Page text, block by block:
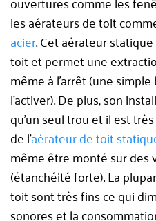
les aérateurs de toit
acier. Cet aérateur
toit et permet une
même à l’arrêt (une
l’activer).De plus, son
qu’un seul trou et il est
de l’aérateur de toit
même être monté sur des
(étanchéité forte).La
toit sont très fins ce qui
sonores et la